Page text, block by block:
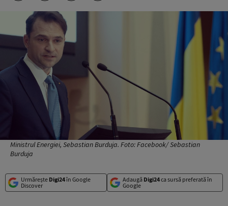
Ministrul Energiei, Sebastian Burduja. Foto: Facebook/ Sebastian
Burduja
Urmărește Digi24în Google
Discover
Adaugă Digi24ca sursă preferată în
Google